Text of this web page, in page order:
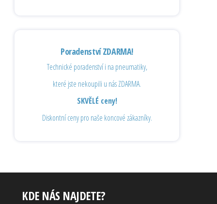
Poradenství ZDARMA!
Technické poradenství i na pneumatiky,
které jste nekoupili u nás ZDARMA.
SKVĚLÉ ceny!
Diskontní ceny pro naše koncové zákazníky.
KDE NÁS NAJDETE?